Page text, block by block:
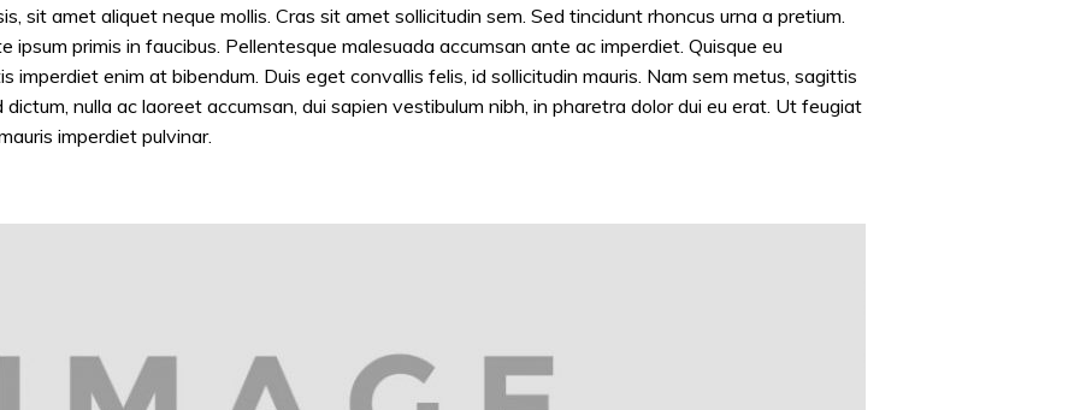
sit amet aliquet neque mollis. Cras sit amet sollicitudin sem. Sed tincidunt rhoncus urna a pretium.
ipsum primis in faucibus. Pellentesque malesuada accumsan ante ac imperdiet. Quisque eu
imperdiet enim at bibendum. Duis eget convallis felis, id sollicitudin mauris. Nam sem metus, sagittis
nulla ac laoreet accumsan, dui sapien vestibulum nibh, in pharetra dolor dui eu erat. Ut feugiat
imperdiet pulvinar.